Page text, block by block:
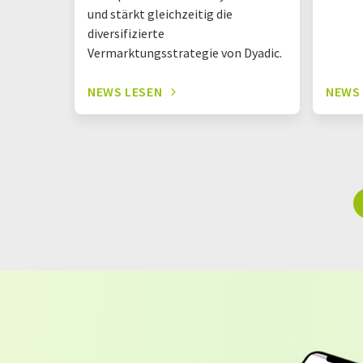
und stärkt gleichzeitig die
diversifizierte
Vermarktungsstrategie von Dyadic.
NEWS LESEN